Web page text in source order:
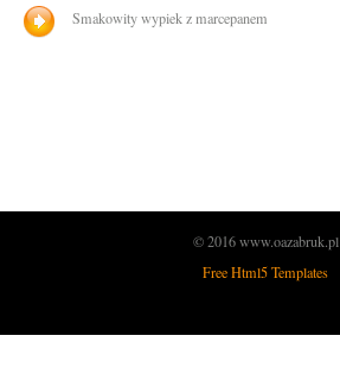
Smakowity wypiek z marcepanem
© 2016 www.oazabruk.pl
Free Html5 Templates